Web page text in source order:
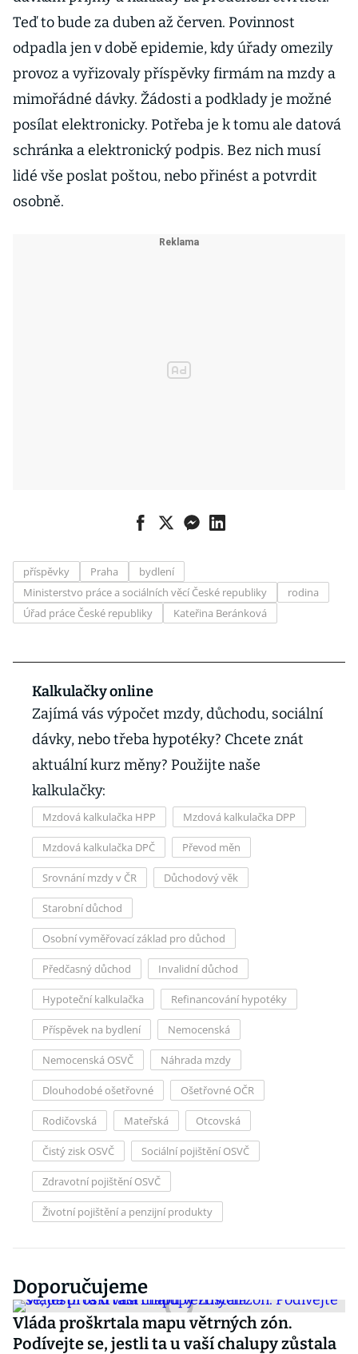
Teď to bude za duben až červen. Povinnost
odpadla jen v době epidemie, kdy úřady omezily
provoz a vyřizovaly příspěvky firmám na mzdy a
mimořádné dávky. Žádosti a podklady je možné
posílat elektronicky. Potřeba je k tomu ale datová
schránka a elektronický podpis. Bez nich musí
lidé vše poslat poštou, nebo přinést a potvrdit
osobně.
příspěvky Praha
bydlení
Ministerstvo práce a sociálních věcí České republiky
rodina
Úřad práce České republiky
Kateřina Beránková
Kalkulačky online
Zajímá vás výpočet mzdy, důchodu, sociální
dávky, nebo třeba hypotéky? Chcete znát
aktuální kurz měny? Použijte naše
kalkulačky:
Mzdová kalkulačka HPP Mzdová kalkulačka DPP
Mzdová kalkulačka DPČ Převod měn
Srovnání mzdy v ČR Důchodový věk
Starobní důchod
Osobní vyměřovací základ pro důchod
Předčasný důchod Invalidní důchod
Hypoteční kalkulačka Refinancování hypotéky
Příspěvek na bydlení Nemocenská
Nemocenská OSVČ Náhrada mzdy
Dlouhodobé ošetřovné Ošetřovné OČR
Rodičovská Mateřská Otcovská
Čistý zisk OSVČ Sociální pojištění OSVČ
Zdravotní pojištění OSVČ
Životní pojištění a penzijní produkty
Doporučujeme
Vláda proškrtala mapu větrných zón.
Podívejte se, jestli ta u vaší chalupy zůstala